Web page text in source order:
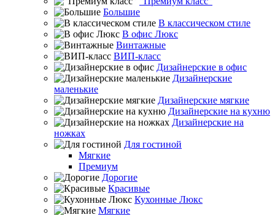
Большие
В классическом стиле
В офис Люкс
Винтажные
ВИП-класс
Дизайнерские в офис
Дизайнерские
маленькие
Дизайнерские мягкие
Дизайнерские на кухню
Дизайнерские на
ножках
Для гостиной
Мягкие
Премиум
Дорогие
Красивые
Кухонные Люкс
Мягкие